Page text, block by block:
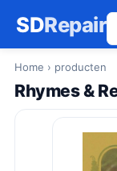
SDRepair
Home › producten
Rhymes &